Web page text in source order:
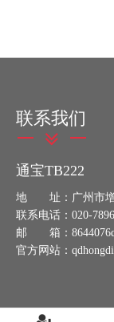
联系我们
通宝TB222
地 址：广州市增
联系电话：020-
邮 箱：
官方网站：